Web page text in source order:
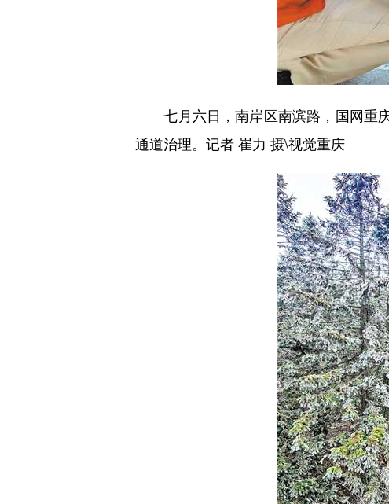
七月六日，南岸区南滨路，国网重庆
通道治理。记者 崔力 摄\视觉重庆